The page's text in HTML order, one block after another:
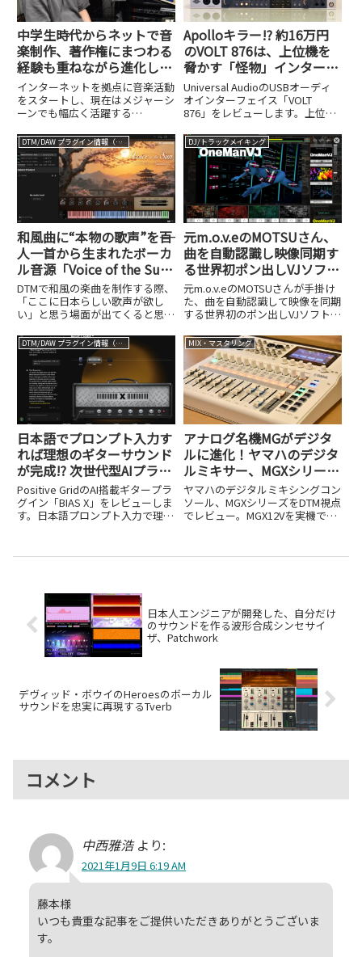
中学生時代からネットで音
楽制作、著作権にまつわる
経験も重ねながら進化し続
けるtofubeatsさん
インターネットを拠点に音楽活動
をスタートし、現在はメジャーシ
ーンでも幅広く活躍する
学生の頃から自宅で制作を始め、
ネット掲示板や動画サイトを通じ
て作品を発表し続けてきたといい
ます。近年ではDJ...
Apolloキラー!? 約16万円
のVOLT 876は、上位機を
脅かす「怪物」インターフ
ェイスだった
Universal AudioのUSBオーディ
オインターフェイス「VOLT
876」をレビューします。上位モ
約16万円という価格とともに検
証しました。
DTM/DAW プラグイン情報（VST AU AAX）
和風曲に“本物の歌声”を――百
人一首から生まれたボーカ
ル音源「Voice of the Sun
– Sunrise」
DTMで和風の楽曲を制作する際、
「ここに日本らしい歌声が欲し
い」と思う場面が出てくると思い
などの歌声合成技術は年々進化を
遂げていますが、これらで生成し
てトラックに入れてみても、どう
もしっくり...
DJ/トラックメイキング
元m.o.v.eのMOTSUさん、
曲を自動認識し映像同期す
る世界初ポン出しVJソフ
ト、OneManVJを発売
元m.o.v.eのMOTSUさんが手掛け
た、曲を自動認識して映像を同期
する世界初のポン出しVJソフト
た。5月22日まで4,500円のセー
ル情報も紹介します。
DTM/DAW プラグイン情報（VST AU AAX）
日本語でプロンプト入力す
れば理想のギターサウンド
が完成!? 次世代型AIプラグ
イン、Positive Grid「BIAS
X」。3/31まで18,120円
Positive GridのAI搭載ギタープラ
グイン「BIAS X」をレビューしま
す。日本語プロンプト入力で理想
報を紹介します。
MIX・マスタリング
アナログ名機MGがデジタ
ルに進化！ヤマハのデジタ
ルミキサー、MGXシリーズ
はDTMの強力な武器になる
ヤマハのデジタルミキシングコン
ソール、MGXシリーズをDTM視点
でレビュー。MGX12Vを実機で検
ニター切り替え活用術、Cubase
日本人エンジニアが開発した、自分だけ
のサウンドを作る波形合成シンセサイ
ザ、Patchwork
デヴィッド・ボウイのHeroesのボーカル
サウンドを忠実に再現するTverb
コメント
中西雅浩 より:
2021年1月9日 6:19 AM
藤本様
いつも貴重な記事をご提供いただきありがとうございま
す。